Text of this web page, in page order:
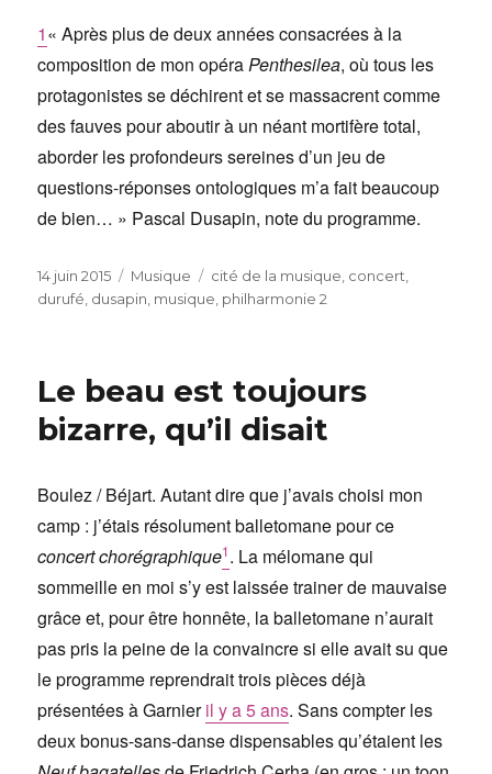
1« Après plus de deux années consacrées à la
composition de mon opéraPenthesilea, où tous les
protagonistes se déchirent et se massacrent comme
des fauves pour aboutir à un néant mortifère total,
aborder les profondeurs sereines d’un jeu de
questions-réponses ontologiques m’a fait beaucoup
de bien… » Pascal Dusapin, note du programme.
Publié
le
14 juin 2015 Catégories
Musique Étiquettes
cité de la musique, concert,
durufé, dusapin, musique, philharmonie 2
Le beau est toujours
bizarre, qu’il disait
Boulez / Béjart. Autant dire que j’avais choisi mon
camp : j’étais résolument balletomane pour ce
concert chorégraphique1. La mélomane qui
sommeille en moi s’y est laissée trainer de mauvaise
grâce et, pour être honnête, la balletomane n’aurait
pas pris la peine de la convaincre si elle avait su que
le programme reprendrait trois pièces déjà
présentées à Garnieril y a 5 ans. Sans compter les
deux bonus-sans-danse dispensables qu’étaient les